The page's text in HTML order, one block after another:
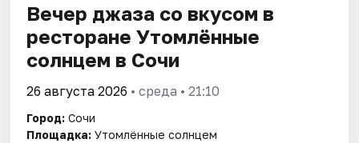
Вечер джаза со вкусом в
ресторане Утомлённые
солнцем в Сочи
26 августа 2026 • среда • 21:10
Город: Сочи
Площадка: Утомлённые солнцем